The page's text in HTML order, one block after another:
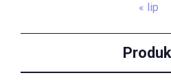
« lip